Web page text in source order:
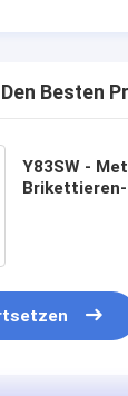
Besten
Y83SW -